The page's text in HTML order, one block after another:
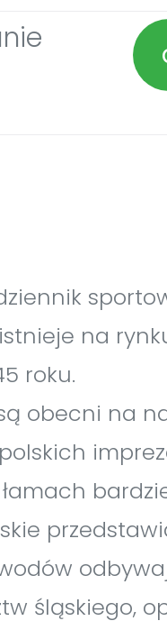
na
roku.
obecni na
śląskiego,